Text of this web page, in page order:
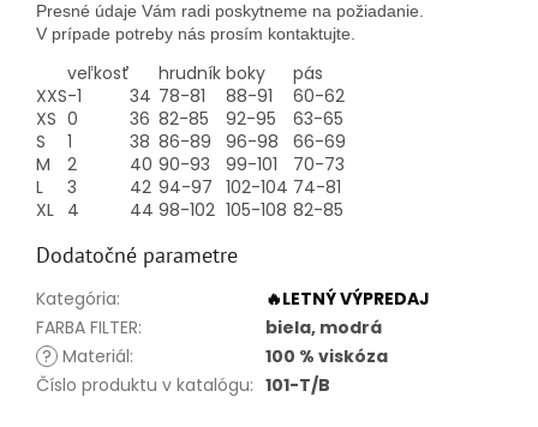
Presné údaje Vám radi poskytneme na požiadanie.
V prípade potreby nás prosím kontaktujte.
veľkosť hrudník boky
pás
XXS-1 34 78-81 88-91
60-62
XS 0 36 82-85 92-95
63-65
S
1 38 86-89 96-98
66-69
M
2 40 90-93 99-101
70-73
L
3 42 94-97 102-104 74-81
XL 4 44 98-102 105-108 82-85
Dodatočné parametre
Kategória:
🔥LETNÝ VÝPREDAJ
FARBA FILTER:
biela, modrá
? Materiál:
100 % viskóza
Číslo produktu v katalógu: 101-T/B